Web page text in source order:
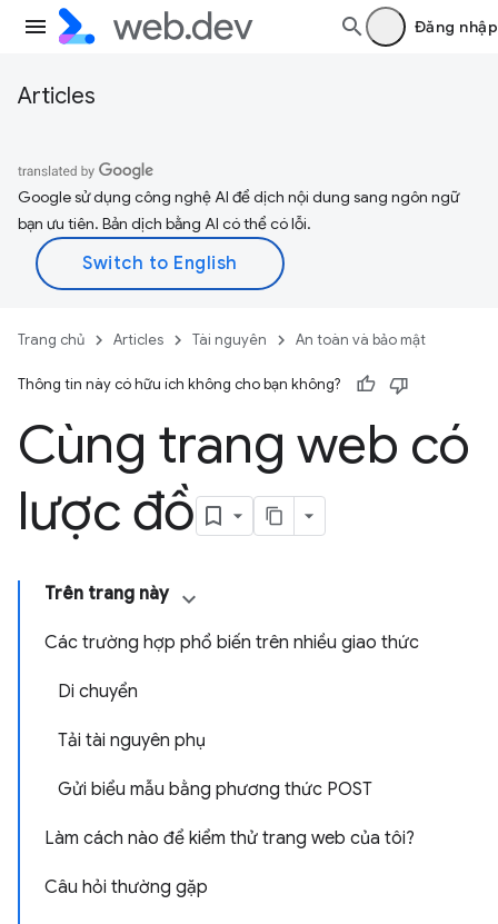
Đăng nhập
Articles
Google sử dụng công nghệ AI để dịch nội dung sang ngôn ngữ
bạn ưu tiên. Bản dịch bằng AI có thể có lỗi.
Trang chủ Articles Tài nguyên An toàn và bảo mật
Thông tin này có hữu ích không cho bạn không?
Cùng trang web có
lược đồ
Trên trang này
Các trường hợp phổ biến trên nhiều giao thức
Di chuyển
Tải tài nguyên phụ
Gửi biểu mẫu bằng phương thức POST
Làm cách nào để kiểm thử trang web của tôi?
Câu hỏi thường gặp